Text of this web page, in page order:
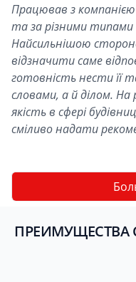
Працював з
та за різними типами
Найсильнішою
відзначити саме
готовність нести її
словами, а й ділом. На
якість в сфері
сміливо надати
ПРЕИМУЩЕСТВА